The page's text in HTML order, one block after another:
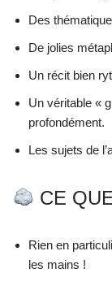
Des
De jolies
Un récit bien
Un véritable «
profondément.
Les sujets de
CE
Rien en
les mains !